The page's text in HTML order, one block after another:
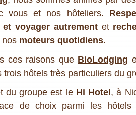
vous et nos hôteliers. R
voyager autrementet
nos moteurs quotidiens.
ces raisons que BioLodging
trois hôtels très particuliers du
du groupe est le Hi Hotel, à
de choix parmi les